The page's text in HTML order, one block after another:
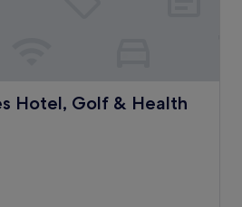
Hotel, Golf & Health
Golf & Health Club